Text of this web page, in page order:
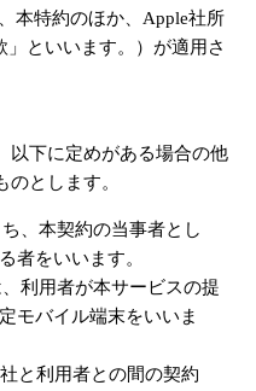
本特約のほか、Apple社所
といいます。）が適用さ
以下に定めがある場合の他
とします。
、本契約の当事者とし
者をいいます。
利用者が本サービスの提
モバイル端末をいいま
と利用者との間の契約